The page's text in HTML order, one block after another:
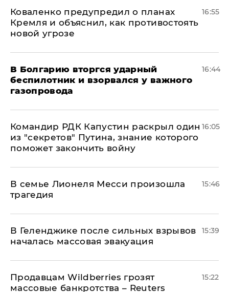
Коваленко предупредил о планах
Кремля и объяснил, как противостоять
новой угрозе
16:55
В Болгарию вторгся ударный
беспилотник и взорвался у важного
газопровода
16:44
Командир РДК Капустин раскрыл один
из "секретов" Путина, знание которого
поможет закончить войну
16:05
В семье Лионеля Месси произошла
трагедия
15:46
В Геленджике после сильных взрывов
началась массовая эвакуация
15:39
Продавцам Wildberries грозят
массовые банкротства – Reuters
15:22